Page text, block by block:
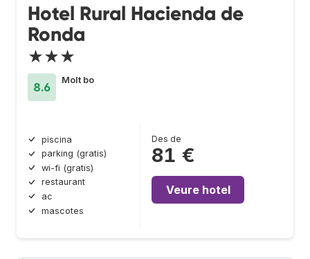
Hotel Rural Hacienda de
Ronda
★★★
8.6
Molt bo
piscina
parking (gratis)
wi-fi (gratis)
restaurant
ac
mascotes
Des de
81 €
Veure hotel